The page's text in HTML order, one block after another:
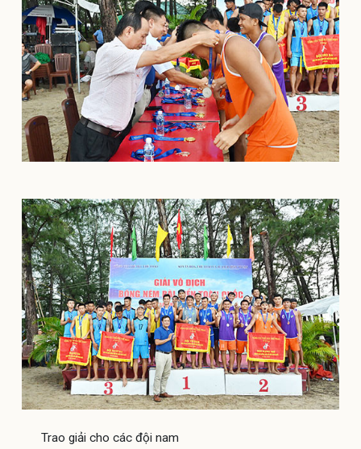
Trao giải cho các đội nam